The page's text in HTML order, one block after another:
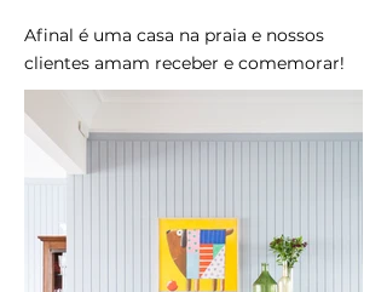
Afinal é uma casa na praia e nossos
clientes amam receber e comemorar!